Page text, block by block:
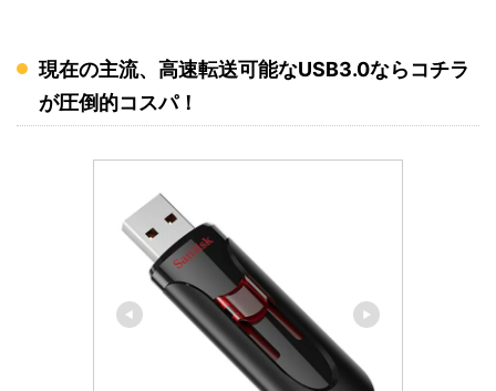
現在の主流、高速転送可能なUSB3.0ならコチラ
が圧倒的コスパ！